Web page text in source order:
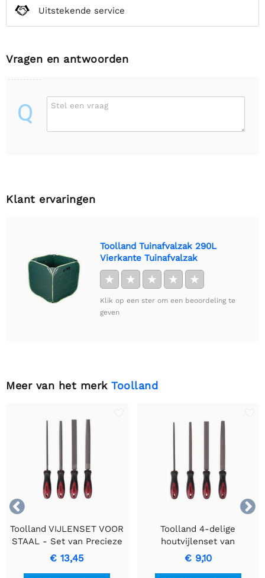
Uitstekende service
Vragen en antwoorden
Q Stel een vraag
Klant ervaringen
Toolland Tuinafvalzak 290L
Vierkante Tuinafvalzak
★ ★ ★ ★ ★
Klik op een ster om een beoordeling te
geven
Meer van het merk Toolland


Toolland VIJLENSET VOOR
STAAL - Set van Precieze
Metaalbewerkingsvijlen
€ 13,45
Toolland 4-delige
houtvijlenset van
hoogwaardig koolstofstaal
- 20 cm
€ 9,10